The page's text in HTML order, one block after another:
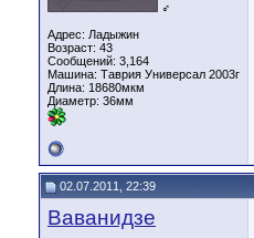
♂
Адрес: Ладыжин
Возраст: 43
Сообщений: 3,164
Машина: Таврия Универсал 2003г
Длина: 18680мкм
Диаметр: 36мм
02.07.2011, 22:39
Ваванидзе